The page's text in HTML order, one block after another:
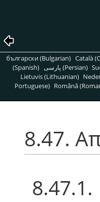
български (Bulgarian) Català
(Spanish)
پارسی (Persian)
Lietuvis (Lithuanian)
Portuguese) Română
8.47.